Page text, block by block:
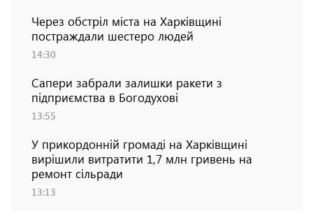
Через обстріл міста на Харківщині
постраждали шестеро людей
14:30
Сапери забрали залишки ракети з
підприємства в Богодухові
13:55
У прикордонній громаді на Харківщині
вирішили витратити 1,7 млн гривень на
ремонт сільради
13:13